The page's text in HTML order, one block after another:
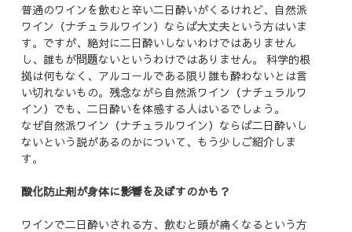
普通のワインを飲むと辛い二日酔いがくるけれど、自然派
ワイン（ナチュラルワイン）ならば大丈夫という方はいま
す。ですが、絶対に二日酔いしないわけではありません
し、誰もが問題ないというわけではありません。 科学的根
拠は何もなく、アルコールである限り誰も酔わないとは言
い切れないもの。残念ながら自然派ワイン（ナチュラルワ
イン）でも、二日酔いを体感する人はいるでしょう。
なぜ自然派ワイン（ナチュラルワイン）ならば二日酔いし
ないという説があるのかについて、もう少しご紹介しま
す。
酸化防止剤が身体に影響を及ぼすのかも？
ワインで二日酔いされる方、飲むと頭が痛くなるという方